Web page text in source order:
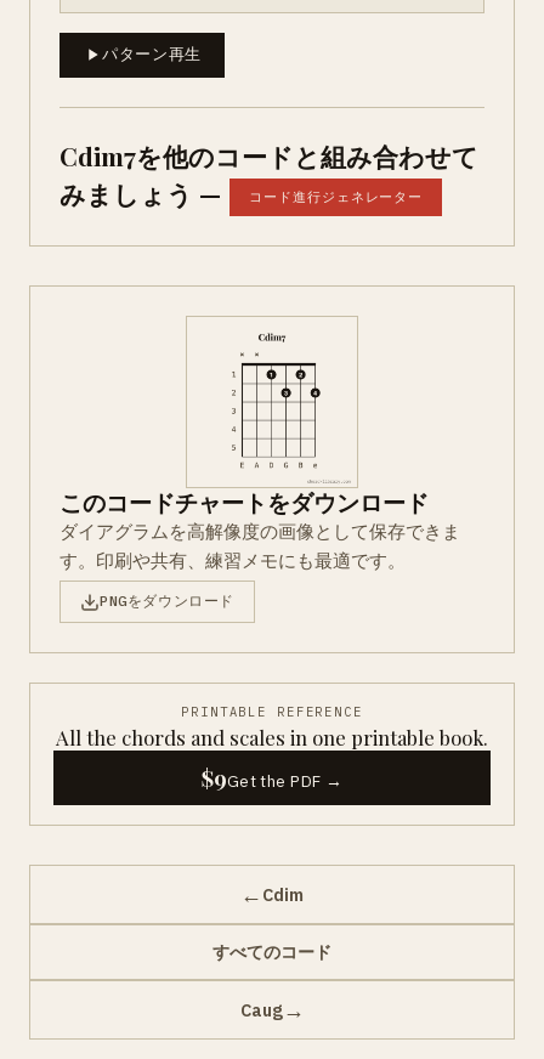
パターン再生
Cdim7を他のコードと組み合わせて
みましょう —
コード進行ジェネレーター
このコードチャートをダウンロード
ダイアグラムを高解像度の画像として保存できま
す。印刷や共有、練習メモにも最適です。
PNGをダウンロード
PRINTABLE REFERENCE
All the chords and scales in one printable book.
$9Get the PDF →
← Cdim
すべてのコード
Caug→